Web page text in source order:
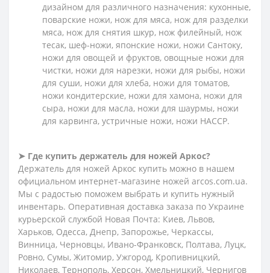
дизайном для различного назначения: кухонные,
поварские ножи, нож для мяса, нож для разделки
мяса, нож для снятия шкур, нож филейный, нож
тесак, шеф-ножи, японские ножи, ножи Сантоку,
ножи для овощей и фруктов, овощные ножи для
чистки, ножи для нарезки, ножи для рыбы, ножи
для суши, ножи для хлеба, ножи для томатов,
ножи кондитерские, ножи для хамона, ножи для
сыра, ножи для масла, ножи для шаурмы, ножи
для карвинга, устричные ножи, ножи HACCP.
➤ Где купить держатель для ножей Аркос?
Держатель для ножей Аркос купить можно в нашем
официальном интернет-магазине ножей arcos.com.ua.
Мы с радостью поможем выбрать и купить нужный
инвентарь. Оперативная доставка заказа по Украине
курьерской службой Новая Почта: Киев, Львов,
Харьков, Одесса, Днепр, Запорожье, Черкассы,
Винница, Черновцы, Ивано-Франковск, Полтава, Луцк,
Ровно, Сумы, Житомир, Ужгород, Кропивницкий,
Николаев, Тернополь, Херсон, Хмельницкий, Чернигов